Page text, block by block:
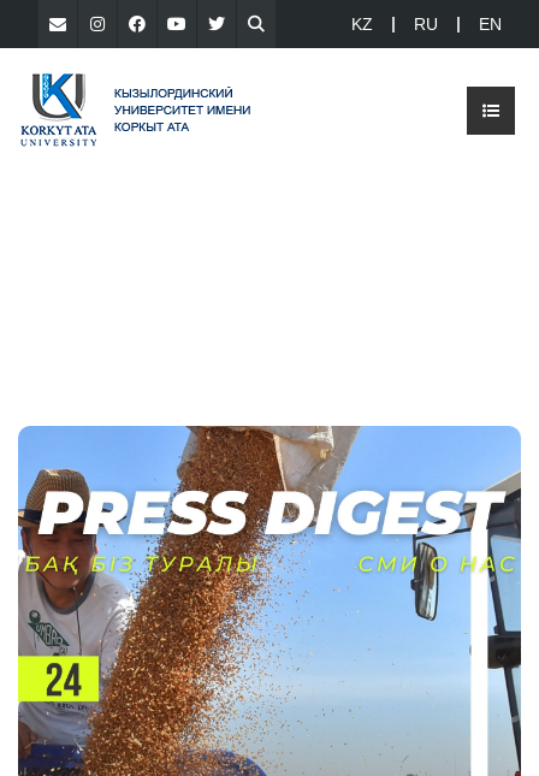
KZ RU EN